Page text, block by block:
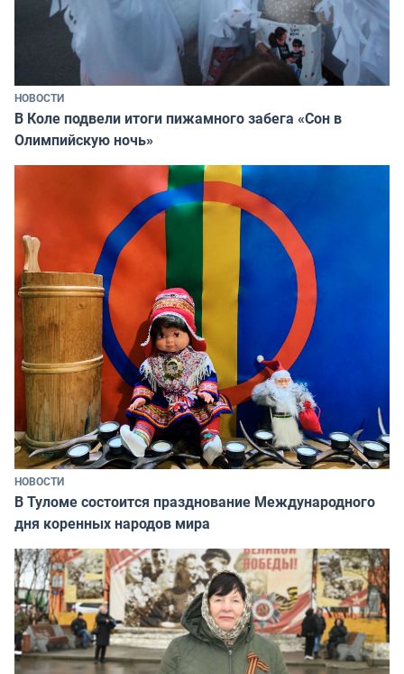
НОВОСТИ
В Коле подвели итоги пижамного забега «Сон в
Олимпийскую ночь»
НОВОСТИ
В Туломе состоится празднование Международного
дня коренных народов мира